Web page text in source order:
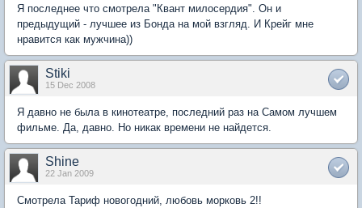
Я последнее что смотрела "Квант милосердия". Он и
предыдущий - лучшее из Бонда на мой взгляд. И Крейг мне
нравится как мужчина))
Stiki
15 Dec 2008
Я давно не была в кинотеатре, последний раз на Самом лучшем
фильме. Да, давно. Но никак времени не найдется.
Shine
22 Jan 2009
Смотрела Тариф новогодний, любовь морковь 2!!